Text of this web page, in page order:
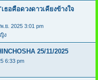
ธอคือดวงดาวเคียงข้างใจ
.ย. 2025 3:01 pm
ง
25/11/2025
6:33 pm